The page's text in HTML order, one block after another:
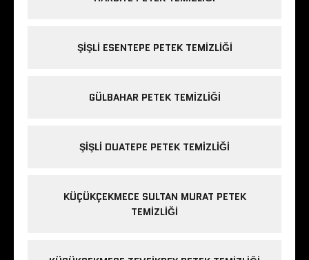
ŞIŞLI ESENTEPE PETEK TEMIZLIĞI
GÜLBAHAR PETEK TEMIZLIĞI
ŞIŞLI DUATEPE PETEK TEMIZLIĞI
KÜÇÜKÇEKMECE SULTAN MURAT PETEK
TEMIZLIĞI